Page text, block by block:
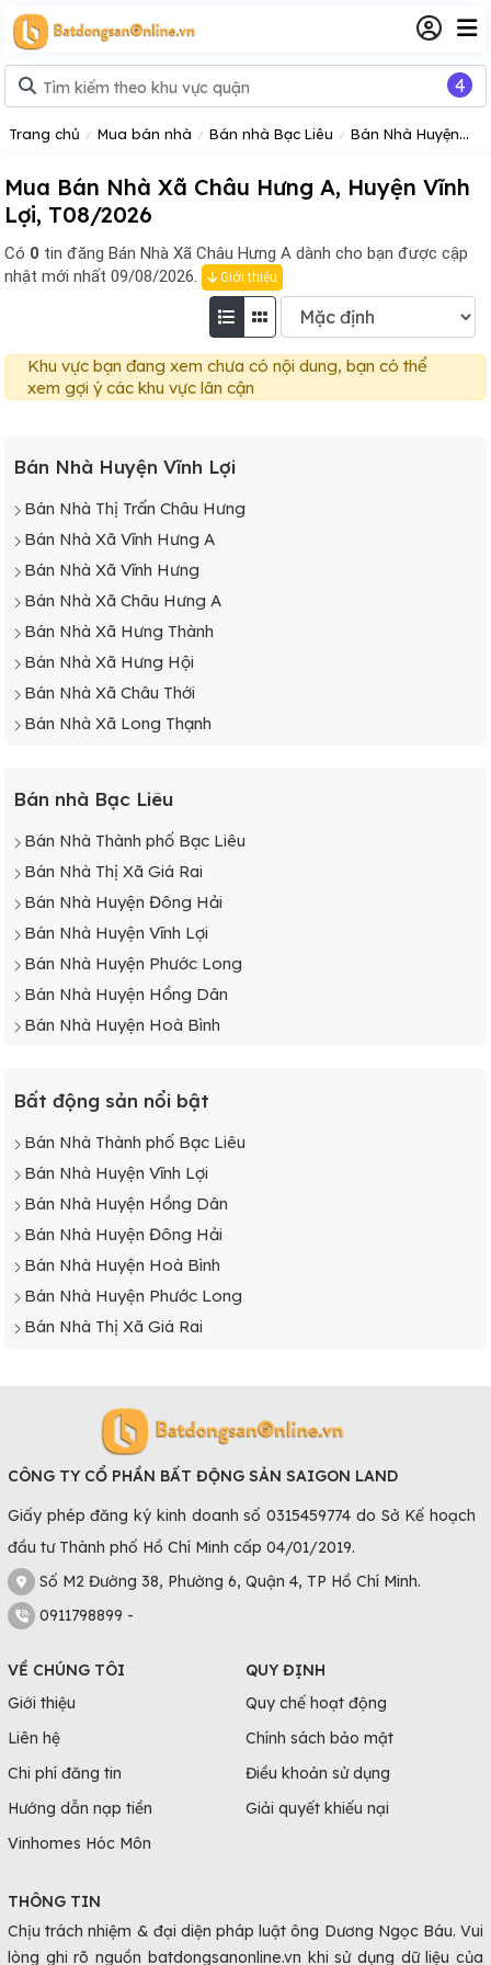
Trang chủ Mua bán nhà Bán nhà Bạc Liêu Bán Nhà Huyện Vĩnh Lợi
Mua Bán Nhà Xã Châu Hưng A, Huyện Vĩnh
Lợi, T08/2026
Có 0 tin đăng Bán Nhà Xã Châu Hưng A dành cho bạn được cập
nhật mới nhất 09/08/2026.
Giới thiệu
Khu vực bạn đang xem chưa có nội dung, bạn có thể
xem gợi ý các khu vực lân cận
Bán Nhà Huyện Vĩnh Lợi
Bán Nhà Thị Trấn Châu Hưng
Bán Nhà Xã Vĩnh Hưng A
Bán Nhà Xã Vĩnh Hưng
Bán Nhà Xã Châu Hưng A
Bán Nhà Xã Hưng Thành
Bán Nhà Xã Hưng Hội
Bán Nhà Xã Châu Thới
Bán Nhà Xã Long Thạnh
Bán nhà Bạc Liêu
Bán Nhà Thành phố Bạc Liêu
Bán Nhà Thị Xã Giá Rai
Bán Nhà Huyện Đông Hải
Bán Nhà Huyện Vĩnh Lợi
Bán Nhà Huyện Phước Long
Bán Nhà Huyện Hồng Dân
Bán Nhà Huyện Hoà Bình
Bất động sản nổi bật
Bán Nhà Thành phố Bạc Liêu
Bán Nhà Huyện Vĩnh Lợi
Bán Nhà Huyện Hồng Dân
Bán Nhà Huyện Đông Hải
Bán Nhà Huyện Hoà Bình
Bán Nhà Huyện Phước Long
Bán Nhà Thị Xã Giá Rai
4
CÔNG TY CỔ PHẦN BẤT ĐỘNG SẢN SAIGON LAND
Giấy phép đăng ký kinh doanh số 0315459774 do Sở Kế hoạch
đầu tư Thành phố Hồ Chí Minh cấp 04/01/2019.
Số M2 Đường 38, Phường 6, Quận 4, TP Hồ Chí Minh.
0911798899 -
VỀ CHÚNG TÔI
Giới thiệu
Liên hệ
Chi phí đăng tin
Hướng dẫn nạp tiền
Vinhomes Hóc Môn
QUY ĐỊNH
Quy chế hoạt động
Chính sách bảo mật
Điều khoản sử dụng
Giải quyết khiếu nại
THÔNG TIN
Chịu trách nhiệm & đại diện pháp luật ông Dương Ngọc Báu. Vui
lòng ghi rõ nguồn batdongsanonline.vn khi sử dụng dữ liệu của